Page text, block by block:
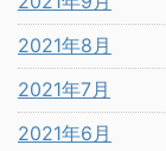
2021年8月
2021年7月
2021年6月